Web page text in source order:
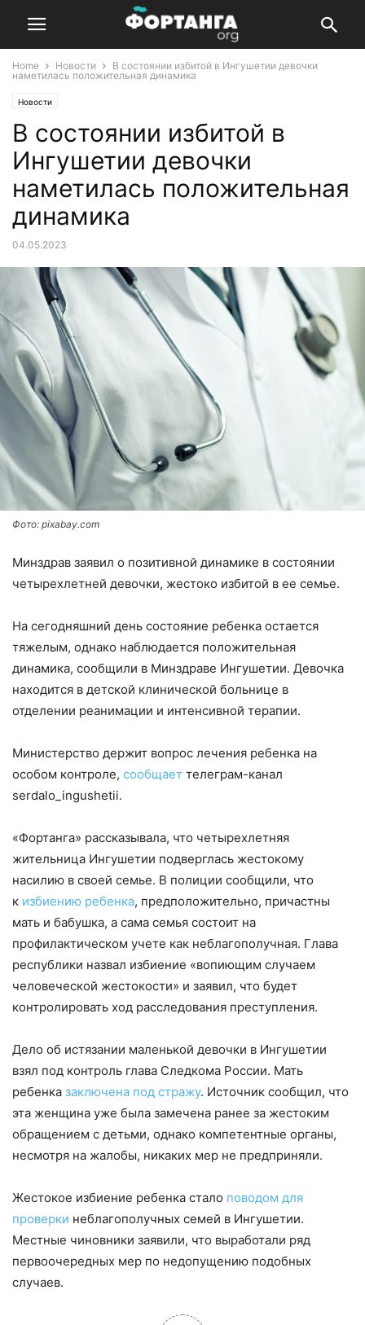
Home Новости
В состоянии избитой в Ингушетии девочки
наметилась положительная динамика
Новости
В состоянии избитой в
Ингушетии девочки
наметилась положительная
динамика
04.05.2023
Фото: pixabay.com
Минздрав заявил о позитивной динамике в состоянии
четырехлетней девочки, жестоко избитой в ее семье.
На сегодняшний день состояние ребенка остается
тяжелым, однако наблюдается положительная
динамика, сообщили в Минздраве Ингушетии. Девочка
находится в детской клинической больнице в
отделении реанимации и интенсивной терапии.
Министерство держит вопрос лечения ребенка на
особом контроле, сообщает телеграм-канал
serdalo_ingushetii.
«Фортанга» рассказывала, что четырехлетняя
жительница Ингушетии подверглась жестокому
насилию в своей семье. В полиции сообщили, что
к избиению ребенка, предположительно, причастны
мать и бабушка, а сама семья состоит на
профилактическом учете как неблагополучная. Глава
республики назвал избиение «вопиющим случаем
человеческой жестокости» и заявил, что будет
контролировать ход расследования преступления.
Дело об истязании маленькой девочки в Ингушетии
взял под контроль глава Следкома России. Мать
ребенка заключена под стражу. Источник сообщил, что
эта женщина уже была замечена ранее за жестоким
обращением с детьми, однако компетентные органы,
несмотря на жалобы, никаких мер не предприняли.
Жестокое избиение ребенка стало поводом для
проверки неблагополучных семей в Ингушетии.
Местные чиновники заявили, что выработали ряд
первоочередных мер по недопущению подобных
случаев.